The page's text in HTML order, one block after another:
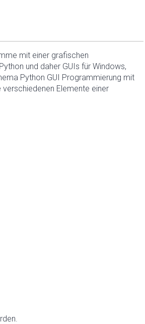
mit einer grafischen
und daher GUIs für Windows,
Python GUI Programmierung mit
Elemente einer